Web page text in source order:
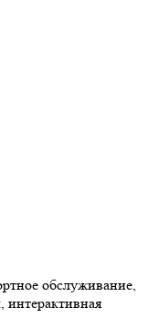
обслуживание,